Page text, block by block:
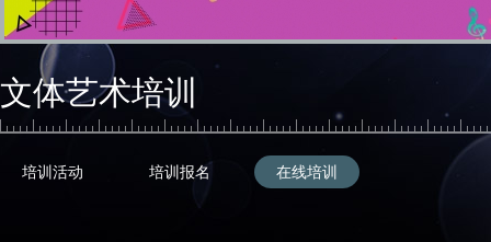
文体艺术培训
培训活动 培训报名 在线培训